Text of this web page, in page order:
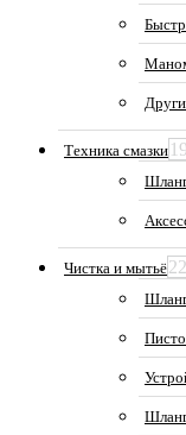
Техника смазки 19
Чистка и мытьё